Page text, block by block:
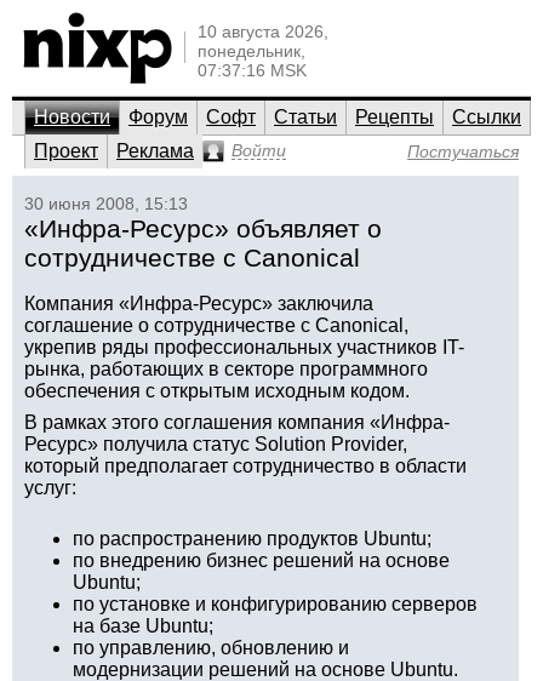
10 августа 2026,
понедельник,
07:37:16 MSK
Новости Форум Софт Статьи Рецепты
Ссылки
Проект
Реклама Войти Постучаться
30 июня 2008, 15:13
«Инфра-Ресурс» объявляет о
сотрудничестве с Canonical
Компания «Инфра-Ресурс» заключила
соглашение о сотрудничестве с Canonical,
укрепив ряды профессиональных участников IT-
рынка, работающих в секторе программного
обеспечения с открытым исходным кодом.
В рамках этого соглашения компания «Инфра-
Ресурс» получила статус Solution Provider,
который предполагает сотрудничество в области
услуг:
по распространению продуктов Ubuntu;
по внедрению бизнес решений на основе
Ubuntu;
по установке и конфигурированию серверов
на базе Ubuntu;
по управлению, обновлению и
модернизации решений на основе Ubuntu.